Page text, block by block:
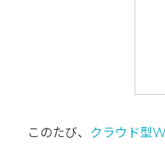
このたび、 クラウド型